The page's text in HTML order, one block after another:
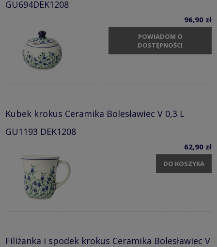
GU694DEK1208
96,90 zł
POWIADOM O
DOSTĘPNOŚCI
Kubek krokus Ceramika Bolesławiec V 0,3 L
GU1193 DEK1208
62,90 zł
DO KOSZYKA
Filiżanka i spodek krokus Ceramika Bolesławiec V